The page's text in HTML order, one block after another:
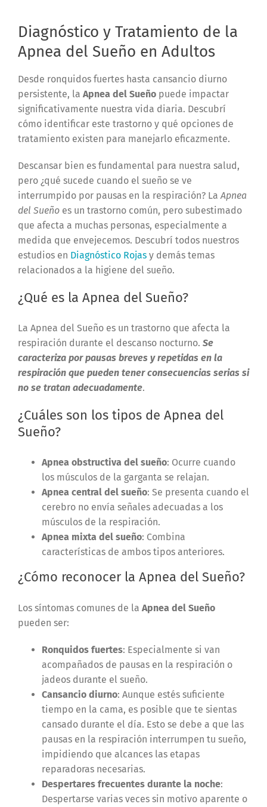
Diagnóstico y Tratamiento de la
Apnea del Sueño en Adultos
Desde ronquidos fuertes hasta cansancio diurno
persistente, la Apnea del Sueñopuede impactar
significativamente nuestra vida diaria. Descubrí
cómo identificar este trastorno y qué opciones de
tratamiento existen para manejarlo eficazmente.
Descansar bien es fundamental para nuestra salud,
pero ¿qué sucede cuando el sueño se ve
interrumpido por pausas en la respiración? LaApnea
del Sueñoes un trastorno común, pero subestimado
que afecta a muchas personas, especialmente a
medida que envejecemos. Descubrí todos nuestros
estudios en Diagnóstico Rojasy demás temas
relacionados a la higiene del sueño.
¿Qué es la Apnea del Sueño?
La Apnea del Sueño es un trastorno que afecta la
respiración durante el descanso nocturno. Se
caracteriza por pausas breves y repetidas en la
respiración que pueden tener consecuencias serias si
no se tratan adecuadamente.
¿Cuáles son los tipos de Apnea del
Sueño?
Apnea obstructiva del sueño: Ocurre cuando
los músculos de la garganta se relajan.
Apnea central del sueño: Se presenta cuando el
cerebro no envía señales adecuadas a los
músculos de la respiración.
Apnea mixta del sueño: Combina
características de ambos tipos anteriores.
¿Cómo reconocer la Apnea del Sueño?
Los síntomas comunes de la Apnea del Sueño
pueden ser:
Ronquidos fuertes: Especialmente si van
acompañados de pausas en la respiración o
jadeos durante el sueño.
Cansancio diurno: Aunque estés suficiente
tiempo en la cama, es posible que te sientas
cansado durante el día. Esto se debe a que las
pausas en la respiración interrumpen tu sueño,
impidiendo que alcances las etapas
reparadoras necesarias.
Despertares frecuentes durante la noche:
Despertarse varias veces sin motivo aparente o